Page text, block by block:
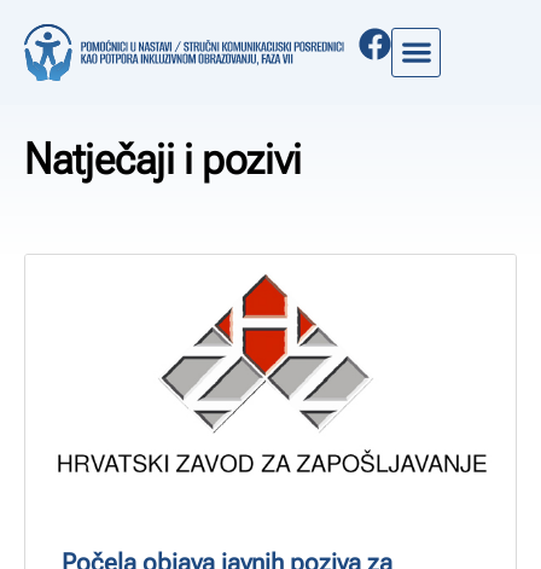
Natječaji i pozivi
Počela objava javnih poziva za